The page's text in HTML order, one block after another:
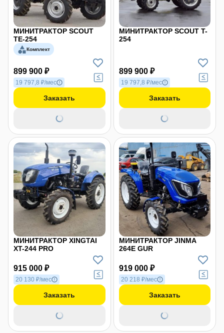
МИНИТРАКТОР SCOUT
TE-254
Комплект
899 900 ₽
19 797,8 ₽/мес
Заказать
МИНИТРАКТОР SCOUT T-
254
899 900 ₽
19 797,8 ₽/мес
Заказать
МИНИТРАКТОР XINGTAI
XT-244 PRO
915 000 ₽
20 130 ₽/мес
Заказать
МИНИТРАКТОР JINMA
264Е GUR
919 000 ₽
20 218 ₽/мес
Заказать